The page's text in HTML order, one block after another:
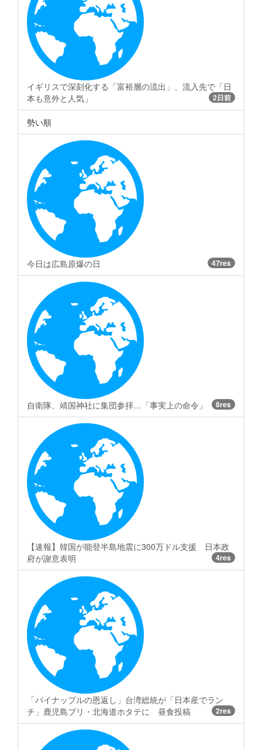
イギリスで深刻化する「富裕層の流出」、流入先で「日
本も意外と人気」
2日前
勢い順
今日は広島原爆の日 47res
自衛隊、靖国神社に集団参拝…「事実上の命令」 8res
【速報】韓国が能登半島地震に300万ドル支援 日本政
府が謝意表明
4res
「パイナップルの恩返し」台湾総統が「日本産でラン
チ」鹿児島ブリ・北海道ホタテに 昼食投稿
2res